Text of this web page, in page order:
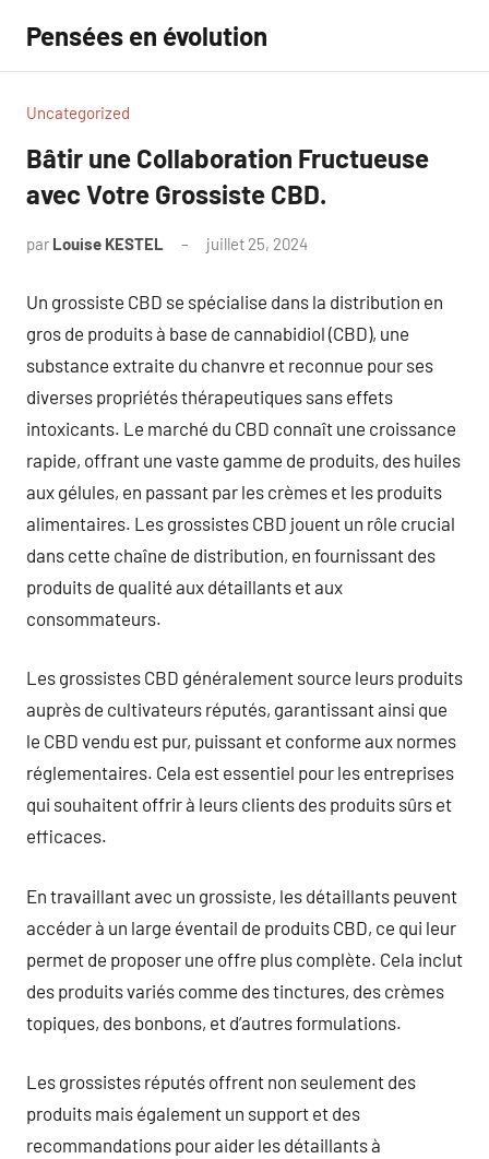
contenu
Pensées en évolution
Uncategorized
Bâtir une Collaboration Fructueuse
avec Votre Grossiste CBD.
par Louise KESTEL juillet 25, 2024
Un grossiste CBD se spécialise dans la distribution en
gros de produits à base de cannabidiol (CBD), une
substance extraite du chanvre et reconnue pour ses
diverses propriétés thérapeutiques sans effets
intoxicants. Le marché du CBD connaît une croissance
rapide, offrant une vaste gamme de produits, des huiles
aux gélules, en passant par les crèmes et les produits
alimentaires. Les grossistes CBD jouent un rôle crucial
dans cette chaîne de distribution, en fournissant des
produits de qualité aux détaillants et aux
consommateurs.
Les grossistes CBD généralement source leurs produits
auprès de cultivateurs réputés, garantissant ainsi que
le CBD vendu est pur, puissant et conforme aux normes
réglementaires. Cela est essentiel pour les entreprises
qui souhaitent offrir à leurs clients des produits sûrs et
efficaces.
En travaillant avec un grossiste, les détaillants peuvent
accéder à un large éventail de produits CBD, ce qui leur
permet de proposer une offre plus complète. Cela inclut
des produits variés comme des tinctures, des crèmes
topiques, des bonbons, et d’autres formulations.
Les grossistes réputés offrent non seulement des
produits mais également un support et des
recommandations pour aider les détaillants à